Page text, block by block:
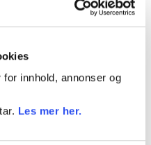
innhold, annonser og
Les mer her.
På lager